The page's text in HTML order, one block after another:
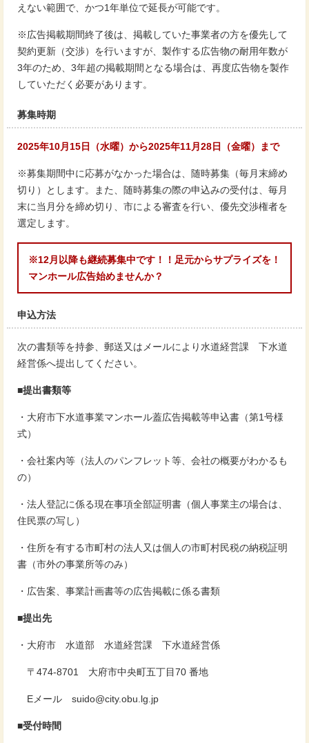
えない範囲で、かつ1年単位で延長が可能です。
※広告掲載期間終了後は、掲載していた事業者の方を優先して
契約更新（交渉）を行いますが、製作する広告物の耐用年数が
3年のため、3年超の掲載期間となる場合は、再度広告物を製作
していただく必要があります。
募集時期
2025年10月15日（水曜）から2025年11月28日（金曜）まで
※募集期間中に応募がなかった場合は、随時募集（毎月末締め
切り）とします。また、随時募集の際の申込みの受付は、毎月
末に当月分を締め切り、市による審査を行い、優先交渉権者を
選定します。
※12月以降も継続募集中です！！足元からサプライズを！
マンホール広告始めませんか？
申込方法
次の書類等を持参、郵送又はメールにより水道経営課 下水道
経営係へ提出してください。
■提出書類等
・大府市下水道事業マンホール蓋広告掲載等申込書（第1号様
式）
・会社案内等（法人のパンフレット等、会社の概要がわかるも
の）
・法人登記に係る現在事項全部証明書（個人事業主の場合は、
住民票の写し）
・住所を有する市町村の法人又は個人の市町村民税の納税証明
書（市外の事業所等のみ）
・広告案、事業計画書等の広告掲載に係る書類
■提出先
・大府市 水道部 水道経営課 下水道経営係
〒474-8701 大府市中央町五丁目70 番地
Eメール suido@city.obu.lg.jp
■受付時間